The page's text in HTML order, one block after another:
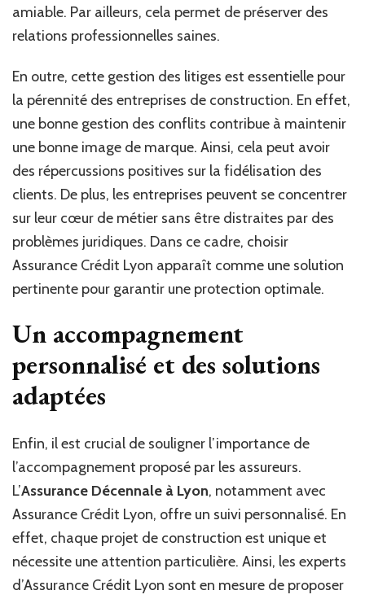
amiable. Par ailleurs, cela permet de préserver des
relations professionnelles saines.
En outre, cette gestion des litiges est essentielle pour
la pérennité des entreprises de construction. En effet,
une bonne gestion des conflits contribue à maintenir
une bonne image de marque. Ainsi, cela peut avoir
des répercussions positives sur la fidélisation des
clients. De plus, les entreprises peuvent se concentrer
sur leur cœur de métier sans être distraites par des
problèmes juridiques. Dans ce cadre, choisir
Assurance Crédit Lyon apparaît comme une solution
pertinente pour garantir une protection optimale.
Un accompagnement
personnalisé et des solutions
adaptées
Enfin, il est crucial de souligner l’importance de
l’accompagnement proposé par les assureurs.
L’Assurance Décennale à Lyon, notamment avec
Assurance Crédit Lyon, offre un suivi personnalisé. En
effet, chaque projet de construction est unique et
nécessite une attention particulière. Ainsi, les experts
d’Assurance Crédit Lyon sont en mesure de proposer